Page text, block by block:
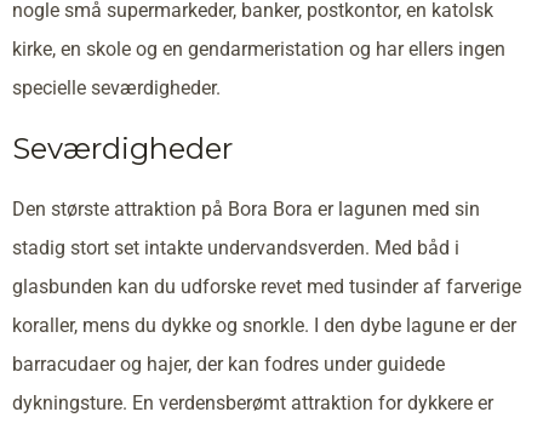
nogle små supermarkeder, banker, postkontor, en katolsk
kirke, en skole og en gendarmeristation og har ellers ingen
specielle seværdigheder.
Seværdigheder
Den største attraktion på Bora Bora er lagunen med sin
stadig stort set intakte undervandsverden. Med båd i
glasbunden kan du udforske revet med tusinder af farverige
koraller, mens du dykke og snorkle. I den dybe lagune er der
barracudaer og hajer, der kan fodres under guidede
dykningsture. En verdensberømt attraktion for dykkere er